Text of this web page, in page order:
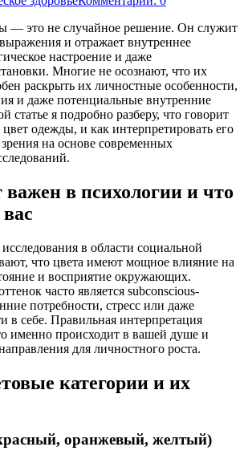
— это не случайное решение. Он служит
и отражает внутреннее
настроение и даже
Многие не осознают, что их
раскрыть их личностные особенности,
и даже потенциальные внутренние
статье я подробно разберу, что говорит
одежды, и как интерпретировать его
на основе современных
в психологии и что
в области социальной
что цвета имеют мощное влияние на
и восприятие окружающих.
часто является subconscious-
потребности, стресс или даже
в себе. Правильная интерпретация
именно происходит в вашей душе и
для личностного роста.
категории и их
оранжевый, желтый)